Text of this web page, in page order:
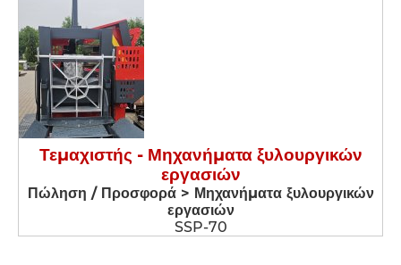
Τεμαχιστής - Μηχανήματα ξυλουργικών
εργασιών
Πώληση / Προσφορά > Μηχανήματα ξυλουργικών
εργασιών
SSP-70